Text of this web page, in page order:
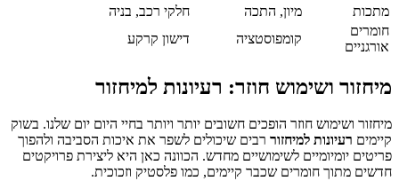
מתכות
מיון, התכה
חלקי רכב, בניה
חומרים
אורגניים
קומפוסטציה דישון קרקע
מיחזור ושימוש חוזר: רעיונות למיחזור
מיחזור ושימוש חוזר הופכים חשובים יותר ויותר בחיי היום יום שלנו. בשוק
קיימים רעיונות למיחזור רבים שיכולים לשפר את איכות הסביבה ולהפוך
פריטים יומיומיים לשימושיים מחדש. הכוונה כאן היא ליצירת פרויקטים
חדשים מתוך חומרים שכבר קיימים, כמו פלסטיק וזכוכית.